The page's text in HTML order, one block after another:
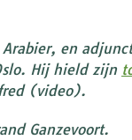
en
Hij hield zijn
(video).
Ganzevoort.